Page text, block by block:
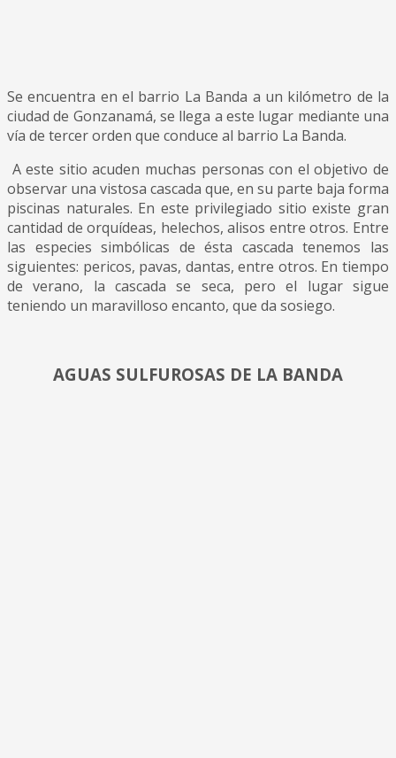
Se encuentra en el barrio La Banda a un kilómetro de la
ciudad de Gonzanamá, se llega a este lugar mediante una
vía de tercer orden que conduce al barrio La Banda.
A este sitio acuden muchas personas con el objetivo de
observar una vistosa cascada que, en su parte baja forma
piscinas naturales. En este privilegiado sitio existe gran
cantidad de orquídeas, helechos, alisos entre otros. Entre
las especies simbólicas de ésta cascada tenemos las
siguientes: pericos, pavas, dantas, entre otros. En tiempo
de verano, la cascada se seca, pero el lugar sigue
teniendo un maravilloso encanto, que da sosiego.
AGUAS SULFUROSAS DE LA BANDA